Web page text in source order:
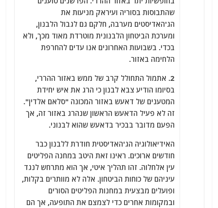
שהתבוסות בסוריה ועיראק מניעות את
הג'האדיסטים מערבה, חלקם גם לגבול הלבנון,
ומערכת הביטחון הלבנונית מוטרדת מאוד מכך, ולא
בכדי. בשבועות האחרונים אנו עדים להחרפת
הלחימה באזור.
2. אתמול התחולל קרב של ממש באזור ההררי,
בסיומו הודיע צבא לבנון כי הרג את איש יחידת
המטענים של דאעש באזור המכונה "סלאם אלדין".
זה לא פעיל הדאעש הראשון שנהרג באזור זה, אך
הפעם מדובר בבכיר בדאעש שהוא לבנוני.
האידיאולוגיה הג'האדיסטית חודרת ללבנון כבר
חודשים ארוכים. ראינו זאת היטב במחנה הפליטים
עין אלחלוה. זהו תהליך איטי, אך הוא מתרחש לנגד
עיניהם של כוחות הביטחון. אלה לא מוותרים בקלות,
ופועלים מבצעית במחנות הפליטים הסורים
ובמקומות אחרים כדי לצמצם את התופעה, אך הם